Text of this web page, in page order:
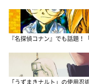
『名探偵コナン』でも話題！
「うずまきナルト」の使用忍